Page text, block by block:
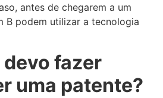
antes de chegarem a um
B podem utilizar a tecnologia
devo fazer
uma patente?